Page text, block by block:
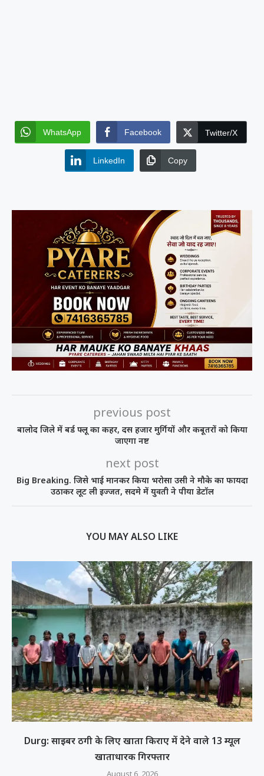
WhatsApp Facebook Twitter/X
LinkedIn Copy
previous post
बालोद जिले में बर्ड फ्लू का कहर, दस हजार मुर्गियों और कबूतरों को किया
जाएगा नष्ट
next post
Big Breaking. जिसे भाई मानकर किया भरोसा उसी ने मौके का फायदा
उठाकर लूट ली इज्जत, सदमे में युवती ने पीया डेटॉल
YOU MAY ALSO LIKE
Durg: साइबर ठगी के लिए खाता किराए में देने वाले 13 म्यूल
खाताधारक गिरफ्तार
August 6, 2026